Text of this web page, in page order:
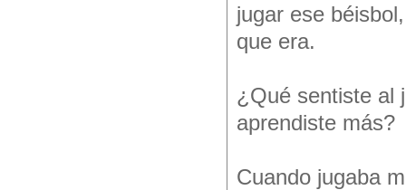
jugar ese
que era.
¿Qué sentiste al
aprendiste más?
Cuando jugaba